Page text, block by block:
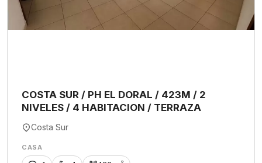
COSTA SUR / PH EL DORAL / 423M / 2
NIVELES / 4 HABITACION / TERRAZA
Costa Sur
CASA